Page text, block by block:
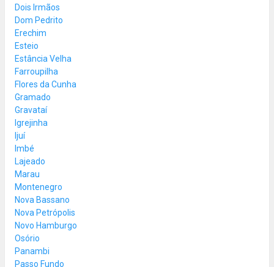
Dois Irmãos
Dom Pedrito
Erechim
Esteio
Estância Velha
Farroupilha
Flores da Cunha
Gramado
Gravataí
Igrejinha
Ijuí
Imbé
Lajeado
Marau
Montenegro
Nova Bassano
Nova Petrópolis
Novo Hamburgo
Osório
Panambi
Passo Fundo